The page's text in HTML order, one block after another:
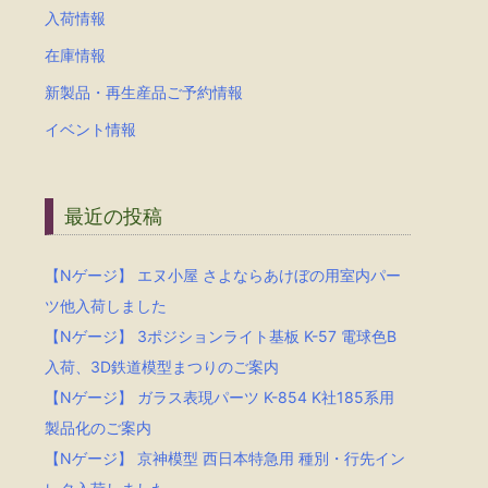
入荷情報
在庫情報
新製品・再生産品ご予約情報
イベント情報
最近の投稿
【Nゲージ】 エヌ小屋 さよならあけぼの用室内パー
ツ他入荷しました
【Nゲージ】 3ポジションライト基板 K-57 電球色B
入荷、3D鉄道模型まつりのご案内
【Nゲージ】 ガラス表現パーツ K-854 K社185系用
製品化のご案内
【Nゲージ】 京神模型 西日本特急用 種別・行先イン